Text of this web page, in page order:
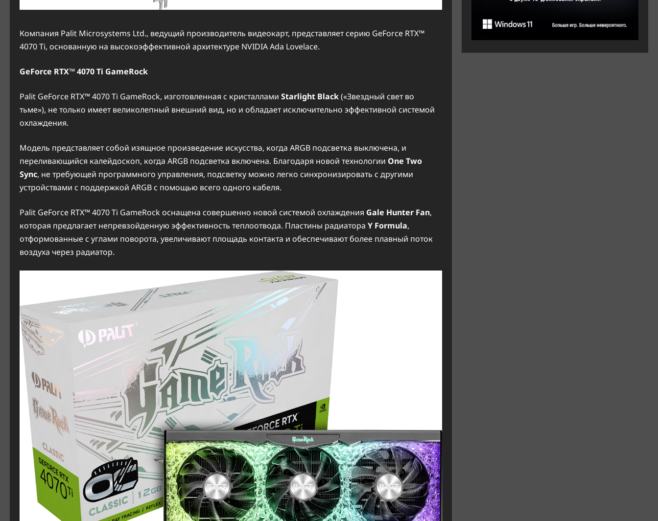
Компания Palit Microsystems Ltd., ведущий производитель видеокарт, представляет серию GeForce RTX™
4070 Ti, основанную на высокоэффективной архитектуре NVIDIA Ada Lovelace.
GeForce RTX™ 4070 Ti GameRock
Palit GeForce RTX™ 4070 Ti GameRock, изготовленная с кристаллами Starlight Black(«Звездный свет во
тьме»), не только имеет великолепный внешний вид, но и обладает исключительно эффективной системой
охлаждения.
Модель представляет собой изящное произведение искусства, когда ARGB подсветка выключена, и
переливающийся калейдоскоп, когда ARGB подсветка включена. Благодаря новой технологии One Two
Sync, не требующей программного управления, подсветку можно легко синхронизировать с другими
устройствами с поддержкой ARGB с помощью всего одного кабеля.
Palit GeForce RTX™ 4070 Ti GameRock оснащена совершенно новой системой охлаждения Gale Hunter Fan,
которая предлагает непревзойденную эффективность теплоотвода. Пластины радиатора Y Formula,
отформованные с углами поворота, увеличивают площадь контакта и обеспечивают более плавный поток
воздуха через радиатор.